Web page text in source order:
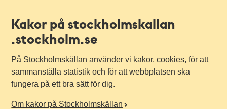
Kakor på stockholmskallan
.stockholm.se
På Stockholmskällan använder vi kakor, cookies, för att
sammanställa statistik och för att webbplatsen ska
fungera på ett bra sätt för dig.
Om kakor på Stockholmskällan